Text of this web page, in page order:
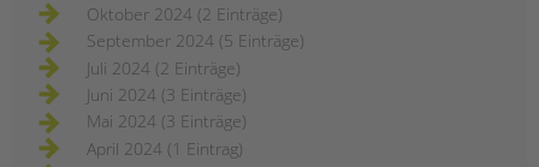
Oktober 2024 (2 Einträge)
September 2024 (5 Einträge)
Juli 2024 (2 Einträge)
Juni 2024 (3 Einträge)
Mai 2024 (3 Einträge)
April 2024 (1 Eintrag)